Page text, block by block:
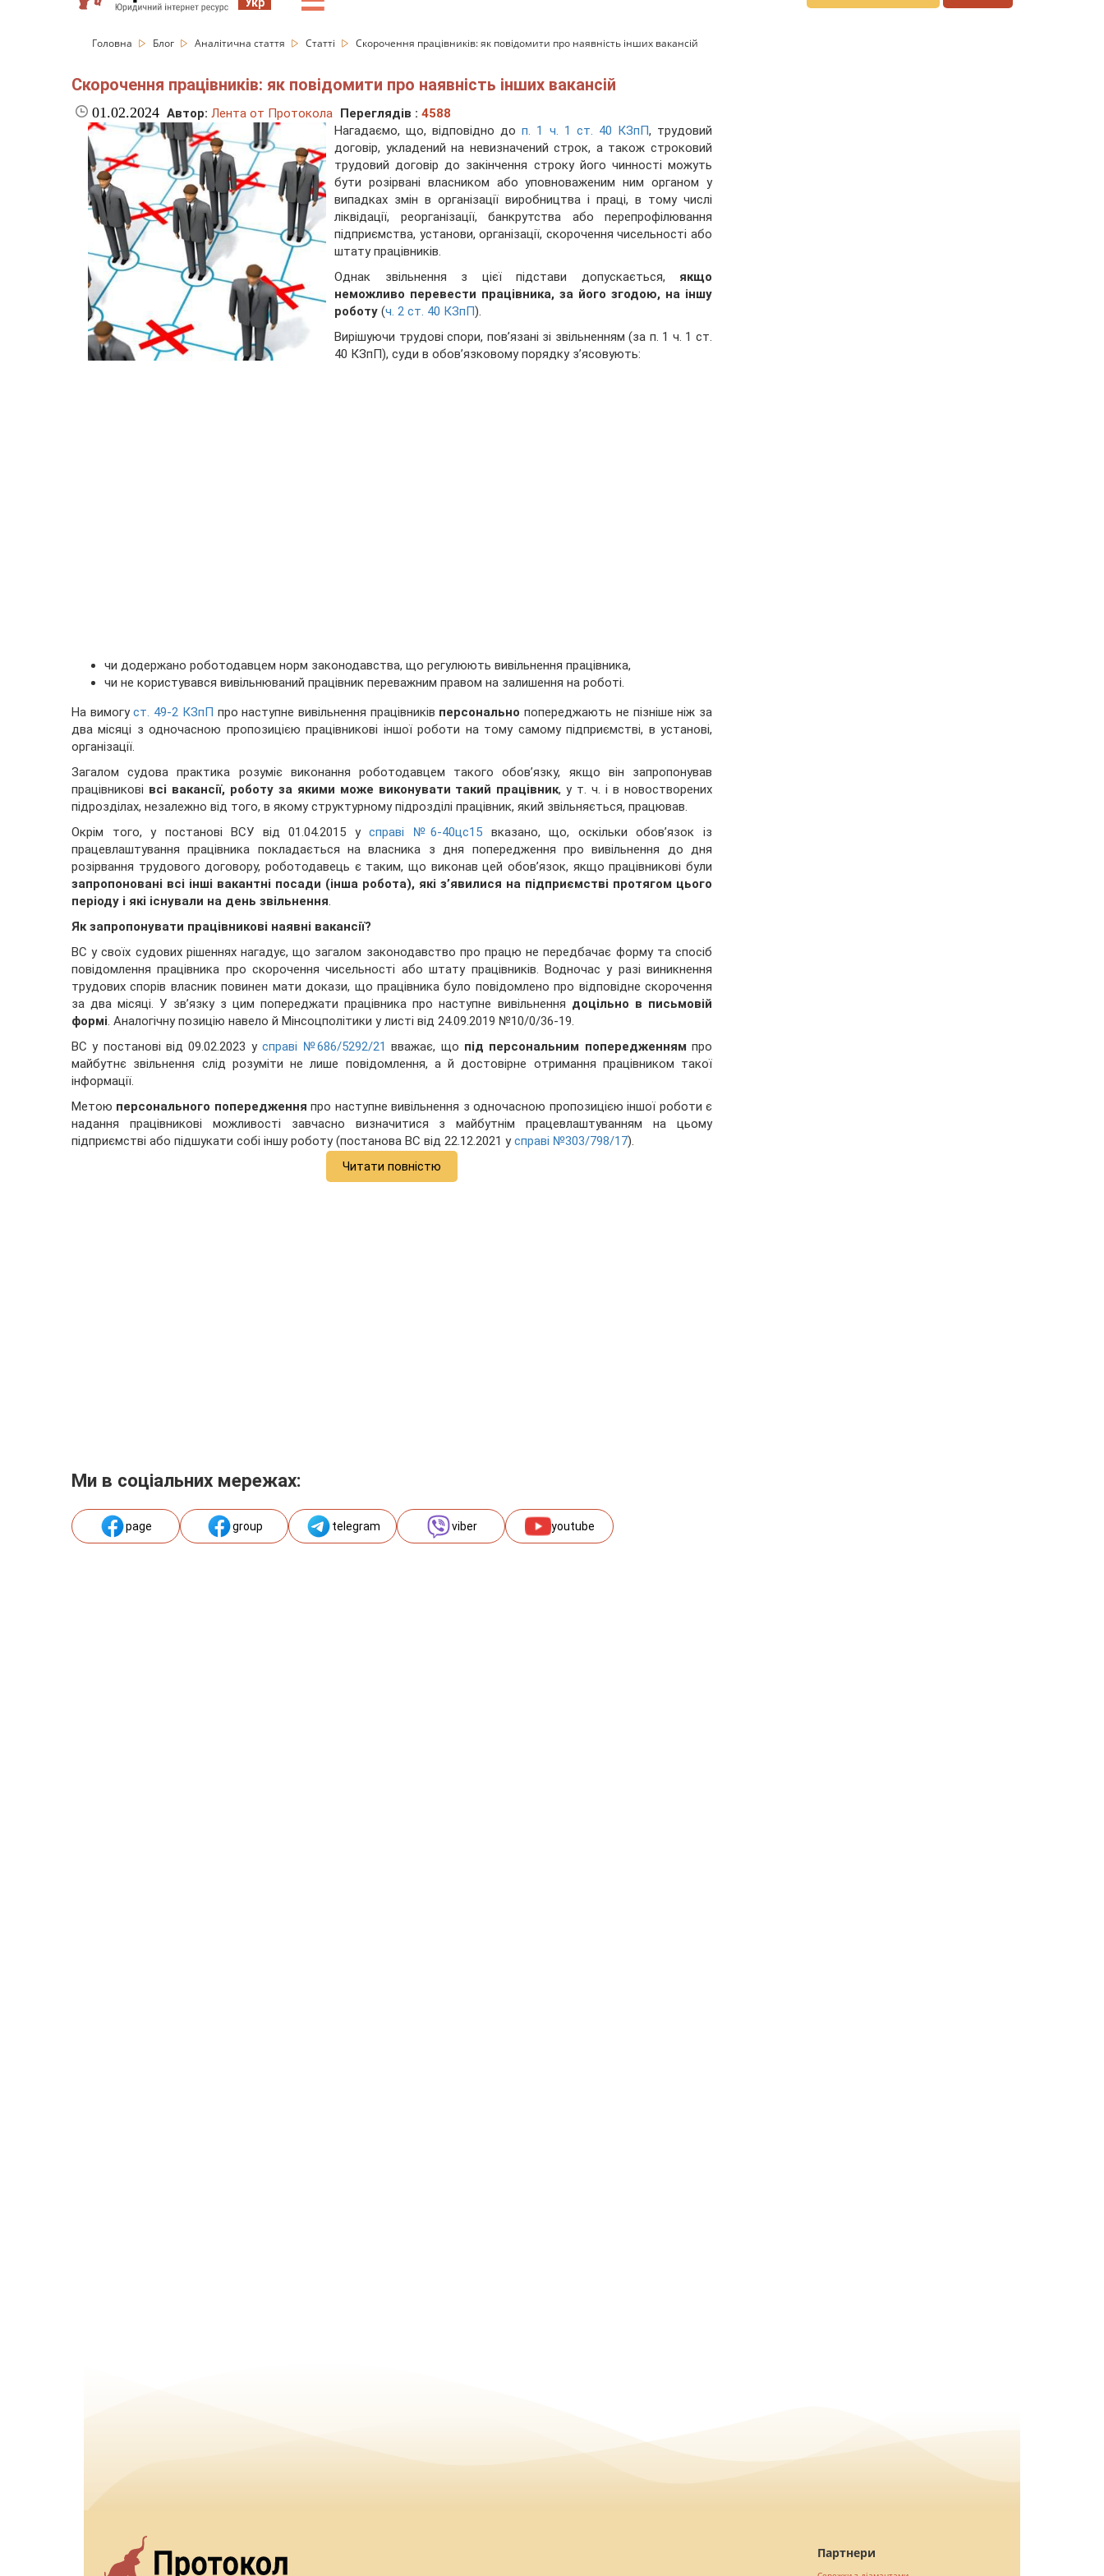
Головна Блог Аналітична стаття Статті Скорочення працівників: як повідомити про наявність інших вакансій
Скорочення працівників: як повідомити про наявність інших вакансій
01.02.2024 Автор: Лента от Протокола Переглядів : 4588
Нагадаємо, що, відповідно доп. 1 ч. 1 ст. 40 КЗпП, трудовий
договір, укладений на невизначений строк, а також строковий
трудовий договір до закінчення строку його чинності можуть
бути розірвані власником або уповноваженим ним органом у
випадках змін в організації виробництва і праці, в тому числі
ліквідації, реорганізації, банкрутства або перепрофілювання
підприємства, установи, організації, скорочення чисельності або
штату працівників.
Однак звільнення з цієї підстави допускається, якщо
неможливо перевести працівника, за його згодою, на іншу
роботу (ч. 2 ст. 40 КЗпП).
Вирішуючи трудові спори, пов’язані зі звільненням (за п. 1 ч. 1 ст.
40 КЗпП), суди в обов’язковому порядку з’ясовують:
чи додержано роботодавцем норм законодавства, що регулюють вивільнення працівника,
чи не користувався вивільнюваний працівник переважним правом на залишення на роботі.
На вимогуст. 49-2 КЗпП про наступне вивільнення працівників персонально попереджають не пізніше ніж за
два місяці з одночасною пропозицією працівникові іншої роботи на тому самому підприємстві, в установі,
організації.
Загалом судова практика розуміє виконання роботодавцем такого обов’язку, якщо він запропонував
працівникові всі вакансії, роботу за якими може виконувати такий працівник,у т. ч. і в новостворених
підрозділах, незалежно від того, в якому структурному підрозділі працівник, який звільняється, працював.
Окрім того, у постанові ВСУ від 01.04.2015 усправі №6-40цс15 вказано, що, оскільки обов’язок із
працевлаштування працівника покладається на власника з дня попередження про вивільнення до дня
розірвання трудового договору, роботодавець є таким, що виконав цей обов’язок, якщо працівникові були
запропоновані всі інші вакантні посади (інша робота), які з’явилися на підприємстві протягом цього
періоду і які існували на день звільнення.
Як запропонувати працівникові наявні вакансії?
ВС у своїх судових рішеннях нагадує, що загалом законодавство про працю не передбачає форму та спосіб
повідомлення працівника про скорочення чисельності або штату працівників. Водночас у разі виникнення
трудових спорів власник повинен мати докази, що працівника було повідомлено про відповідне скорочення
за два місяці. У зв’язку з цим попереджати працівника про наступне вивільнення доцільно в письмовій
формі. Аналогічну позицію навело й Мінсоцполітики у листі від 24.09.2019 №10/0/36-19.
ВС у постанові від 09.02.2023 усправі №686/5292/21 вважає, що під персональним попередженням про
майбутнє звільнення слід розуміти не лише повідомлення, а й достовірне отримання працівником такої
інформації.
Метою персонального попередження про наступне вивільнення з одночасною пропозицією іншої роботи є
надання працівникові можливості завчасно визначитися з майбутнім працевлаштуванням на цьому
підприємстві або підшукати собі іншу роботу (постанова ВС від 22.12.2021 усправі №303/798/17).
Читати повністю
Ми в соціальних мережах:
page group telegram viber youtube
Партнери